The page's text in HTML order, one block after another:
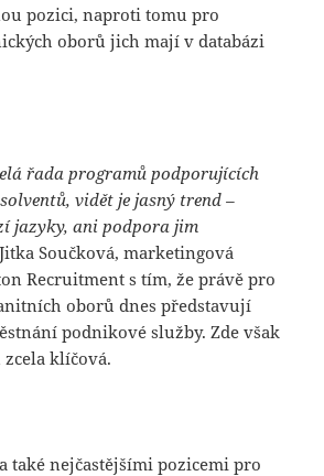
pozici, naproti tomu pro
oborů jich mají v databázi
řada programů podporujících
vidět je jasný trend –
jazyky, ani podpora jim
Součková, marketingová
Recruitment s tím, že právě pro
oborů dnes představují
podnikové služby. Zde však
klíčová.
také nejčastějšími pozicemi pro